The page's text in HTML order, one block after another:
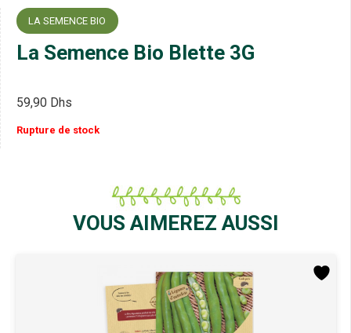
LA SEMENCE BIO
La Semence Bio Blette 3G
59,90 Dhs
Rupture de stock
VOUS AIMEREZ AUSSI